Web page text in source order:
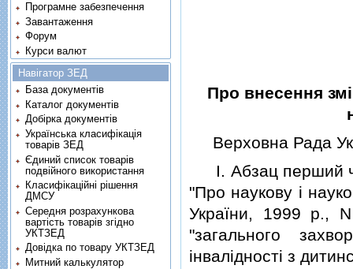
Про внесення
Верховна Рада
I. Абзац перший
"Про наукову i
України, 1999 р.,
"загального
iнвалiдностi з
Програмне забезпечення
Завантаження
Форум
Курси валют
Навігатор ЗЕД
База документів
Каталог документів
Добірка документів
Українська класифікація
товарів ЗЕД
Єдиний список товарів
подвійного використання
Класифікаційні рішення
ДМСУ
Середня розрахункова
вартість товарів згідно
УКТЗЕД
Довідка по товару УКТЗЕД
Митний калькулятор